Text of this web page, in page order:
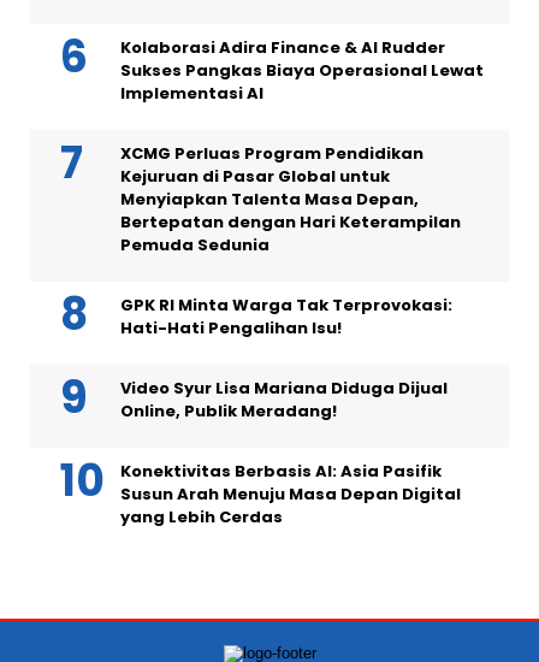
Kolaborasi Adira Finance & AI Rudder
Sukses Pangkas Biaya Operasional Lewat
Implementasi AI
XCMG Perluas Program Pendidikan
Kejuruan di Pasar Global untuk
Menyiapkan Talenta Masa Depan,
Bertepatan dengan Hari Keterampilan
Pemuda Sedunia
GPK RI Minta Warga Tak Terprovokasi:
Hati-Hati Pengalihan Isu!
Video Syur Lisa Mariana Diduga Dijual
Online, Publik Meradang!
Konektivitas Berbasis AI: Asia Pasifik
Susun Arah Menuju Masa Depan Digital
yang Lebih Cerdas